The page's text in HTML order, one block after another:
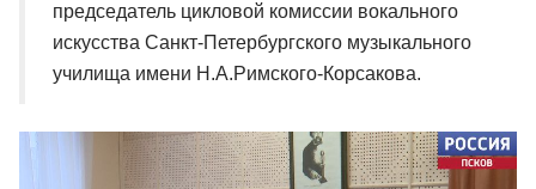
председатель цикловой комиссии вокального
искусства Санкт-Петербургского музыкального
училища имени Н.А.Римского-Корсакова.